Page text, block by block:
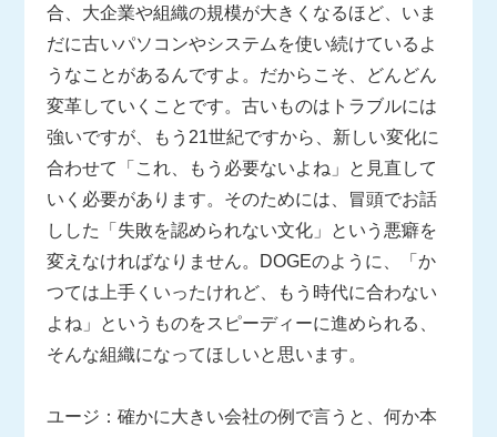
合、大企業や組織の規模が大きくなるほど、いま
だに古いパソコンやシステムを使い続けているよ
うなことがあるんですよ。だからこそ、どんどん
変革していくことです。古いものはトラブルには
強いですが、もう21世紀ですから、新しい変化に
合わせて「これ、もう必要ないよね」と見直して
いく必要があります。そのためには、冒頭でお話
しした「失敗を認められない文化」という悪癖を
変えなければなりません。DOGEのように、「か
つては上手くいったけれど、もう時代に合わない
よね」というものをスピーディーに進められる、
そんな組織になってほしいと思います。
ユージ：確かに大きい会社の例で言うと、何か本